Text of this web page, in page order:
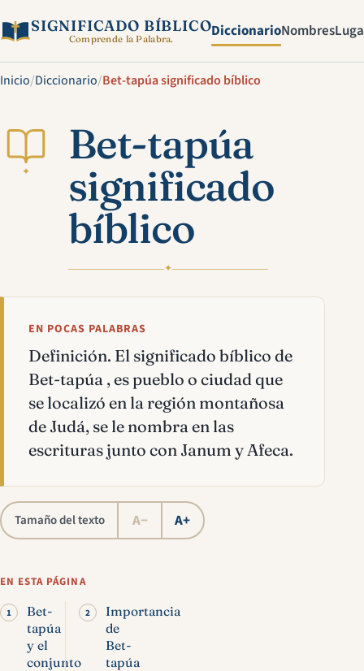
SIGNIFICADO BÍBLICO
Comprende la Palabra. DiccionarioNombres
Inicio/Diccionario/Bet-tapúa significado bíblico
✦
Bet-tapúa
significado
bíblico
✦
EN POCAS PALABRAS
Definición. El significado bíblico de
Bet-tapúa , es pueblo o ciudad que
se localizó en la región montañosa
de Judá, se le nombra en las
escrituras junto con Janum y Afeca.
Tamaño del texto A− A+
EN ESTA PÁGINA
Bet-
tapúa
y el
conjunto
Importancia
de
Bet-
tapúa